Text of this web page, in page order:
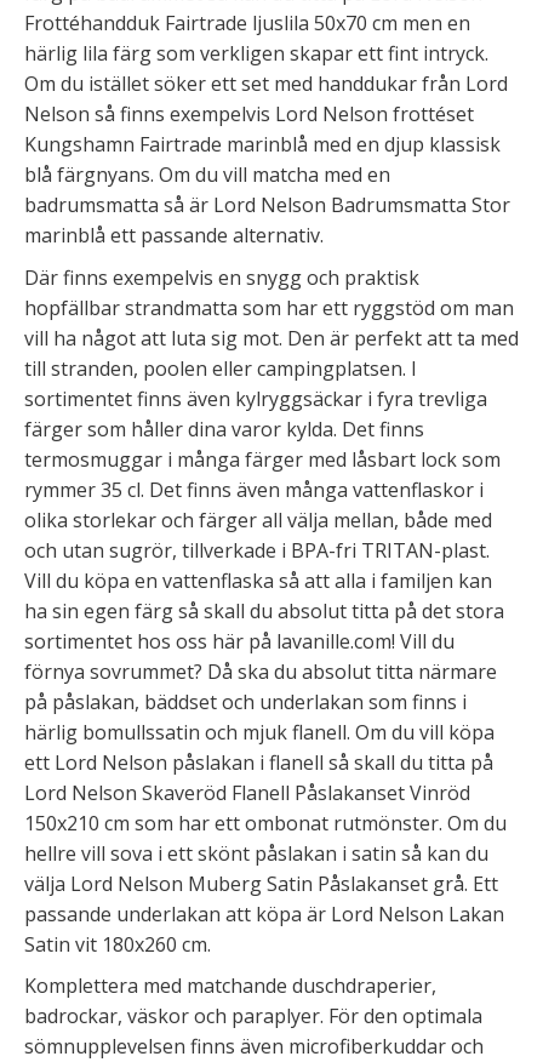
Frottéhandduk Fairtrade ljuslila 50x70 cm men en
härlig lila färg som verkligen skapar ett fint intryck.
Om du istället söker ett set med handdukar från Lord
Nelson så finns exempelvis Lord Nelson frottéset
Kungshamn Fairtrade marinblå med en djup klassisk
blå färgnyans. Om du vill matcha med en
badrumsmatta så är Lord Nelson Badrumsmatta Stor
marinblå ett passande alternativ.
Där finns exempelvis en snygg och praktisk
hopfällbar strandmatta som har ett ryggstöd om man
vill ha något att luta sig mot. Den är perfekt att ta med
till stranden, poolen eller campingplatsen. I
sortimentet finns även kylryggsäckar i fyra trevliga
färger som håller dina varor kylda. Det finns
termosmuggar i många färger med låsbart lock som
rymmer 35 cl. Det finns även många vattenflaskor i
olika storlekar och färger all välja mellan, både med
och utan sugrör, tillverkade i BPA-fri TRITAN-plast.
Vill du köpa en vattenflaska så att alla i familjen kan
ha sin egen färg så skall du absolut titta på det stora
sortimentet hos oss här på lavanille.com! Vill du
förnya sovrummet? Då ska du absolut titta närmare
på påslakan, bäddset och underlakan som finns i
härlig bomullssatin och mjuk flanell. Om du vill köpa
ett Lord Nelson påslakan i flanell så skall du titta på
Lord Nelson Skaveröd Flanell Påslakanset Vinröd
150x210 cm som har ett ombonat rutmönster. Om du
hellre vill sova i ett skönt påslakan i satin så kan du
välja Lord Nelson Muberg Satin Påslakanset grå. Ett
passande underlakan att köpa är Lord Nelson Lakan
Satin vit 180x260 cm.
Komplettera med matchande duschdraperier,
badrockar, väskor och paraplyer. För den optimala
sömnupplevelsen finns även microfiberkuddar och